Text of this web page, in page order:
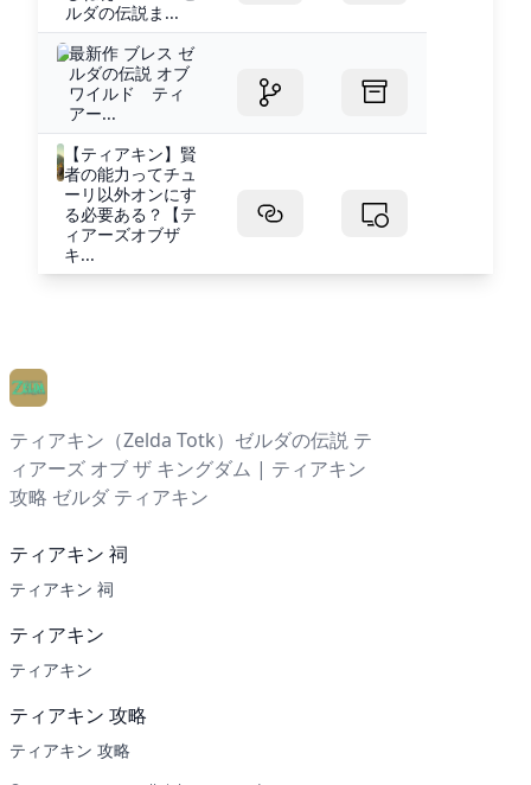
ルダの伝説ま...
最新作 ブレス ゼ
ルダの伝説 オブ
ワイルド ティ
アー...
【ティアキン】賢
者の能力ってチュ
ーリ以外オンにす
る必要ある？【テ
ィアーズオブザ
キ...
ティアキン（Zelda Totk）ゼルダの伝説 テ
ィアーズ オブ ザ キングダム | ティアキン
攻略 ゼルダ ティアキン
ティアキン 祠
ティアキン 祠
ティアキン
ティアキン
ティアキン 攻略
ティアキン 攻略